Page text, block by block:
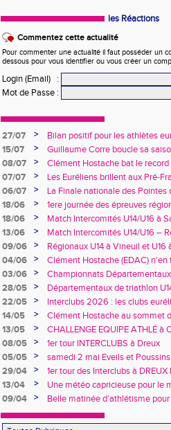
les Réactions
Commentez cette actualité
Pour commenter une actualité il faut posséder un
dessous pour vous identifier ou vous créer un
Login (Email)
:
Mot de Passe :
27/07 >
Bilan positif pour les athlètes
France de Charléty et d'Albi
15/07 >
Guillaume Corre boucle sa
08/07
>
Clément Hostache bat le
07/07
>
Les Euréliens brillent aux Pré-
06/07
>
La Finale nationale des
de Dreux
18/06 >
1ere journée des épreuves
18/06
>
Match Intercomités U14/U16 à
féminines
13/06 >
Match Intercomités U14/U16 –
09/06
>
Régionaux U14 à Vineuil et
rendez-vous !
04/06 >
Clément Hostache (EDAC)
03/06
>
Championnats
performances à Chartres
28/05 >
Départementaux de triathlon
au rendez-vous… tout comme
22/05 >
Interclubs 2026 : les clubs
relégation
14/05 >
Clément Hostache au sommet
junior
13/05 >
CHALLENGE EQUIPE ATHLÉ à
08/05
>
1er tour INTERCLUBS à Dreux
05/05
>
samedi 2 mai Eveils et
29/04
>
1er tour des Interclubs à
13/04
>
Une météo capricieuse pour le
Rotrou
09/04 > Belle matinée d’athlétisme